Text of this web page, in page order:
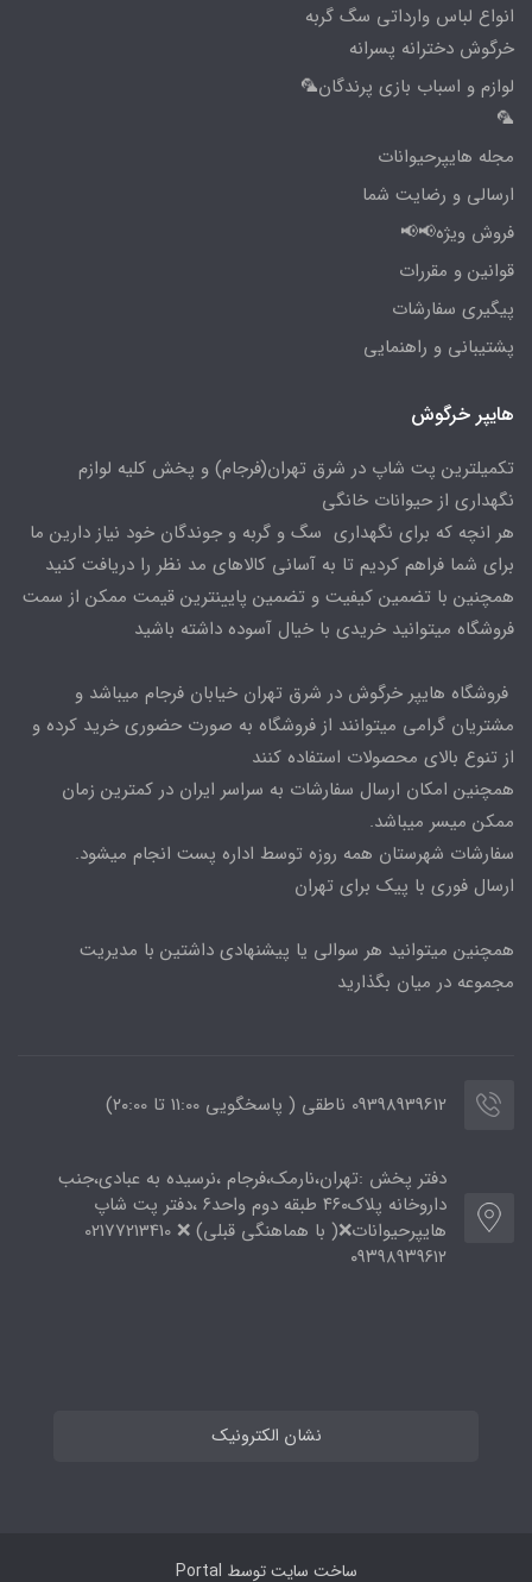
انواع لباس وارداتی سگ گربه
خرگوش دخترانه پسرانه
لوازم و اسباب بازی پرندگان🦜
🦜
مجله هایپرحیوانات
ارسالی و رضایت شما
فروش ویژه📢📢
قوانین و مقررات
پیگیری سفارشات
پشتیبانی و راهنمایی
هایپر خرگوش
تکمیلترین پت شاپ در شرق تهران(فرجام) و پخش کلیه لوازم
نگهداری از حیوانات خانگی
هر انچه که برای نگهداری سگ و گربه و جوندگان خود نیاز دارین ما
برای شما فراهم کردیم تا به آسانی کالاهای مد نظر را دریافت کنید
همچنین با تضمین کیفیت و تضمین پایینترین قیمت ممکن از سمت
فروشگاه میتوانید خریدی با خیال آسوده داشته باشید
فروشگاه هایپر خرگوش در شرق تهران خیابان فرجام میباشد و
مشتریان گرامی میتوانند از فروشگاه به صورت حضوری خرید کرده و
از تنوع بالای محصولات استفاده کنند
همچنین امکان ارسال سفارشات به سراسر ایران در کمترین زمان
ممکن میسر میباشد.
سفارشات شهرستان همه روزه توسط اداره پست انجام میشود.
ارسال فوری با پیک برای تهران
همچنین میتوانید هر سوالی یا پیشنهادی داشتین با مدیریت
مجموعه در میان بگذارید
09398939612 ناطقی ( پاسخگویی 11:00 تا ۲۰:00)
دفتر پخش :تهران،نارمک،فرجام ،نرسیده به عبادی،جنب
داروخانه پلاک۴۶۰ طبقه دوم واحد۶ ،دفتر پت شاپ
هایپرحیوانات❌( با هماهنگی قبلی) ❌ 02177213410
۰۹۳۹۸۹۳۹۶۱۲
نشان الکترونیک
ساخت سایت توسط Portal